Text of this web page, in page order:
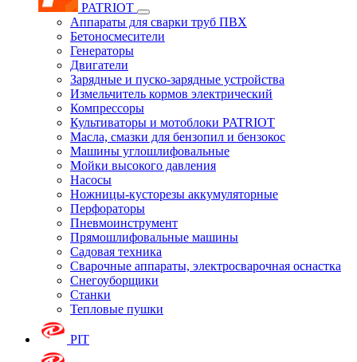
PATRIOT
Аппараты для сварки труб ПВХ
Бетоносмесители
Генераторы
Двигатели
Зарядные и пуско-зарядные устройства
Измельчитель кормов электрический
Компрессоры
Культиваторы и мотоблоки PATRIOT
Масла, смазки для бензопил и бензокос
Машины углошлифовальные
Мойки высокого давления
Насосы
Ножницы-кусторезы аккумуляторные
Перфораторы
Пневмоинструмент
Прямошлифовальные машины
Садовая техника
Сварочные аппараты, электросварочная оснастка
Снегоуборщики
Станки
Тепловые пушки
PIT